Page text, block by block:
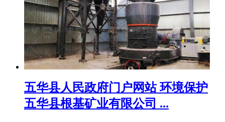
五华县人民政府门户网站 环境保护
五华县根基矿业有限公司 ...